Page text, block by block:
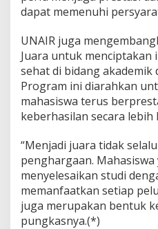
dapat memenuhi
UNAIR juga
Juara untuk menciptakan
sehat di bidang akademik
Program ini diarahkan
mahasiswa terus
keberhasilan secara lebih
“Menjadi juara tidak
penghargaan.
menyelesaikan studi
memanfaatkan setiap
juga merupakan bentuk
pungkasnya.(*)